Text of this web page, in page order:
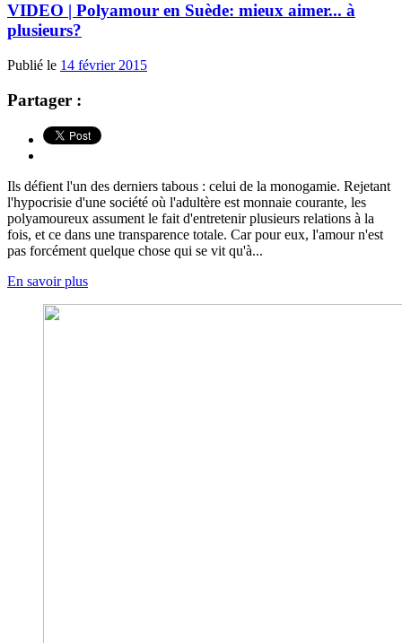
VIDEO | Polyamour en Suède: mieux aimer... à
plusieurs?
Publié le 14 février 2015
Partager :
Ils défient l'un des derniers tabous : celui de la monogamie. Rejetant
l'hypocrisie d'une société où l'adultère est monnaie courante, les
polyamoureux assument le fait d'entretenir plusieurs relations à la
fois, et ce dans une transparence totale. Car pour eux, l'amour n'est
pas forcément quelque chose qui se vit qu'à...
En savoir plus